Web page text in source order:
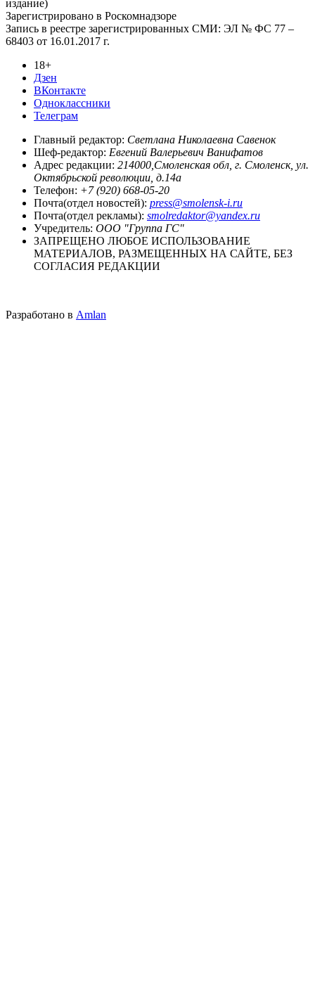
издание)
Зарегистрировано в Роскомнадзоре
Запись в реестре зарегистрированных СМИ: ЭЛ № ФС 77 –
68403 от 16.01.2017 г.
18+
Дзен
ВКонтакте
Одноклассники
Телеграм
Главный редактор: Светлана Николаевна Савенок
Шеф-редактор: Евгений Валерьевич Ванифатов
Адрес редакции: 214000,Смоленская обл, г. Смоленск, ул.
Октябрьской революции, д.14а
Телефон: +7 (920) 668-05-20
Почта(отдел новостей): press@smolensk-i.ru
Почта(отдел рекламы): smolredaktor@yandex.ru
Учредитель: ООО "Группа ГС"
ЗАПРЕЩЕНО ЛЮБОЕ ИСПОЛЬЗОВАНИЕ
МАТЕРИАЛОВ, РАЗМЕЩЕННЫХ НА САЙТЕ, БЕЗ
СОГЛАСИЯ РЕДАКЦИИ
Разработано в Amlan